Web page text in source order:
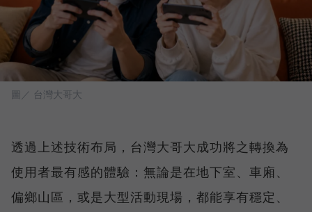
圖／ 台灣大哥大
透過上述技術布局，台灣大哥大成功將之轉換為
使用者最有感的體驗：無論是在地下室、車廂、
偏鄉山區，或是大型活動現場，都能享有穩定、